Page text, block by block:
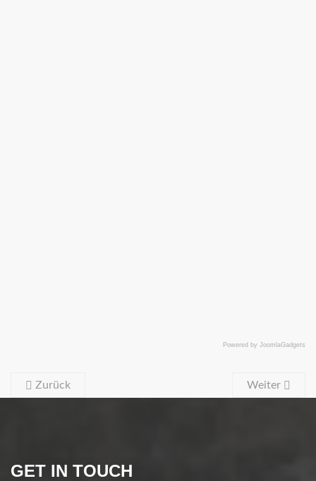
Powered by JoomlaGadgets
Zurück Weiter
GET IN TOUCH